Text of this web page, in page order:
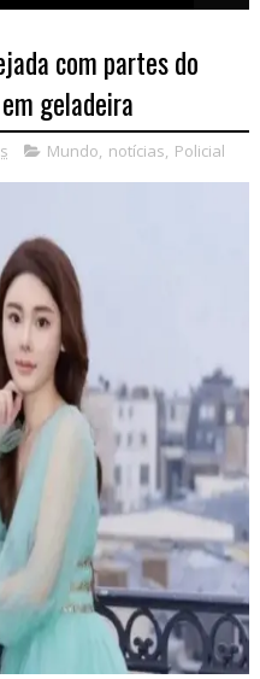
com partes do
geladeira
Mundo, notícias, Policial